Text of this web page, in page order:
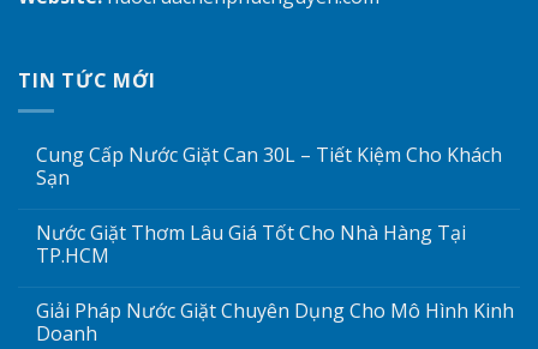
TIN TỨC MỚI
Cung Cấp Nước Giặt Can 30L – Tiết Kiệm Cho Khách
Sạn
Nước Giặt Thơm Lâu Giá Tốt Cho Nhà Hàng Tại
TP.HCM
Giải Pháp Nước Giặt Chuyên Dụng Cho Mô Hình Kinh
Doanh